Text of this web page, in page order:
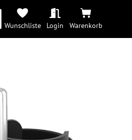
Wunschliste Login Warenkorb